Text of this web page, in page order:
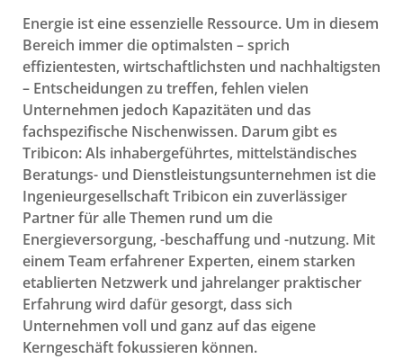
Energie ist eine essenzielle Ressource. Um in diesem
Bereich immer die optimalsten – sprich
effizientesten, wirtschaftlichsten und nachhaltigsten
– Entscheidungen zu treffen, fehlen vielen
Unternehmen jedoch Kapazitäten und das
fachspezifische Nischenwissen. Darum gibt es
Tribicon: Als inhabergeführtes, mittelständisches
Beratungs- und Dienstleistungsunternehmen ist die
Ingenieurgesellschaft Tribicon ein zuverlässiger
Partner für alle Themen rund um die
Energieversorgung, -beschaffung und -nutzung. Mit
einem Team erfahrener Experten, einem starken
etablierten Netzwerk und jahrelanger praktischer
Erfahrung wird dafür gesorgt, dass sich
Unternehmen voll und ganz auf das eigene
Kerngeschäft fokussieren können.